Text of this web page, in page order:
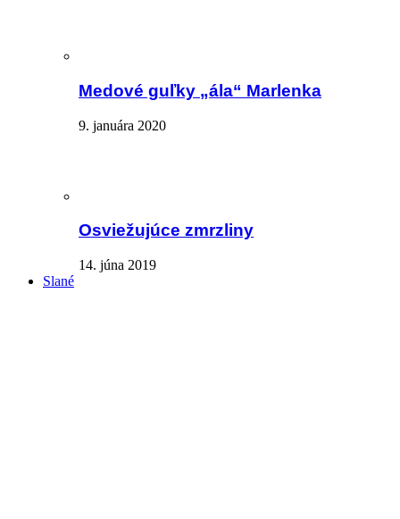
Medové guľky „ála“ Marlenka
9. januára 2020
Osviežujúce zmrzliny
14. júna 2019
Slané